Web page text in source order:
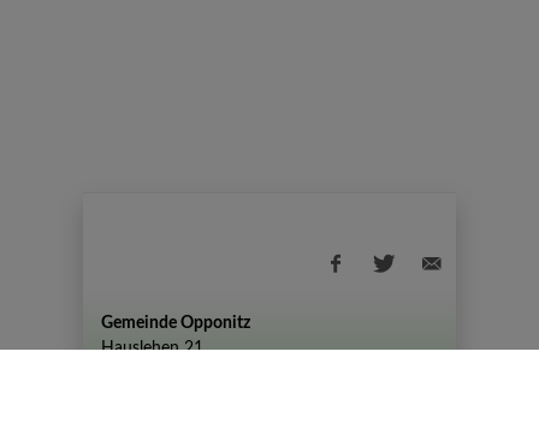
Gemeinde Opponitz
Hauslehen 21